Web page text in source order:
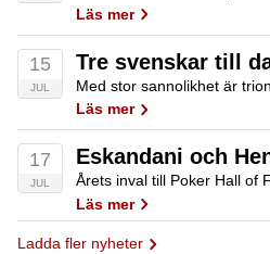
Läs mer
15
JUL
Tre svenskar till
Läs mer
17
JUL
Läs mer
Ladda fler nyheter